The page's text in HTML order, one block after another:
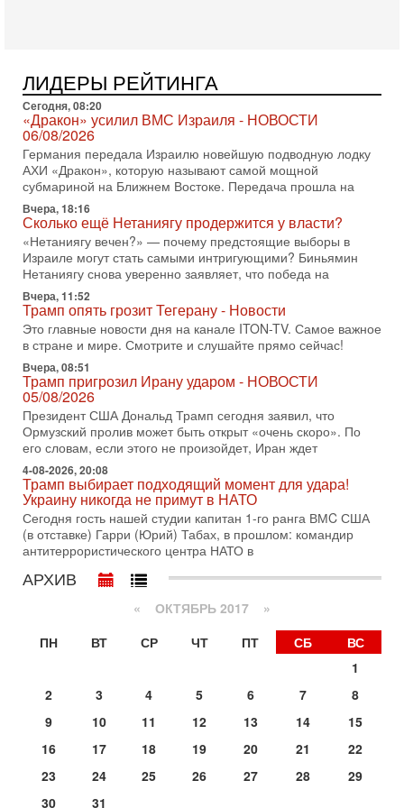
31-07-2026, 09:02
Битва за разоружение ХАМАСа - НОВОСТИ
31/07/2026
Сегодня президент США Дональд Трамп заявил о
достижении исторического соглашения о полном
разоружении ХАМАСа и других вооруженных группировок в
30-07-2026, 17:59
Иран доведет Трампа до крайних мер? Разбор и
оценка от военного обозревателя Давида Шарпа
Ситуация вокруг противостояния Ирана и США накаляется
с каждым днем. Почему Трамп в самый последний момент
отменил решение о нанесении тяжелых ударов
30-07-2026, 16:54
Покупатель авиакомпании «Аркия» намерен
запретить полеты по субботам!
Вокруг возможной продажи авиакомпании «Аркия»
разгорается громкий конфликт.
30-07-2026, 08:16
Трамп готовит удар по Ирану - НОВОСТИ 30/07/2026
Президент США Дональд Трамп сегодня рассматривает
возможность масштабной военной операции против Ирана
после ракетной атаки на американскую базу в
29-07-2026, 18:28
Трамп взбешен атакой на базы! Иран играет с огнем.
Израиль меняет курс
В эфире телеканала ITON-TV политолог Цви Маген,
дипломат, в прошлом - старший офицер военной разведки
29-07-2026, 15:31
Иран готовит наземное вторжение. Израиль
В эфире телеканала ITON-TV Григорий Тамар, офицер
ЦАХАЛа в отставке, писатель, журналист, военный историк.
29-07-2026, 11:48
Соцработники выходит на "тропу войны" с местными
властями
Около 7 400 социальных работников по всему Израилю
начале трудового спора между Профсоюзом
Сегодня, 08:20
ЛИДЕРЫ РЕЙТИНГА
Сегодня, 08:20
«Дракон» усилил ВМС Израиля - НОВОСТИ
06/08/2026
Германия передала Израилю новейшую подводную лодку
АХИ «Дракон», которую называют самой мощной
субмариной на Ближнем Востоке. Передача прошла на
Вчера, 18:16
Сколько ещё Нетаниягу продержится у власти?
«Нетаниягу вечен?» — почему предстоящие выборы в
Израиле могут стать самыми интригующими? Биньямин
Нетаниягу снова уверенно заявляет, что победа на
Вчера, 11:52
Трамп опять грозит Тегерану - Новости
Это главные новости дня на канале ITON-TV. Самое важное
в стране и мире. Смотрите и слушайте прямо сейчас!
Вчера, 08:51
Трамп пригрозил Ирану ударом - НОВОСТИ
05/08/2026
Президент США Дональд Трамп сегодня заявил, что
Ормузский пролив может быть открыт «очень скоро». По
его словам, если этого не произойдет, Иран ждет
4-08-2026, 20:08
Трамп выбирает подходящий момент для удара!
Украину никогда не примут в НАТО
Сегодня гость нашей студии капитан 1-го ранга ВМC США
(в отставке) Гарри (Юрий) Табах, в прошлом: командир
антитеррористического центра НАТО в
АРХИВ
« ОКТЯБРЬ 2017 »
ПН
ВТ СР ЧТ ПТ СБ
ВС
1
2
3 4 5 6 7
8
9
10 11 12 13 14
15
16
17 18 19 20 21
22
23
24 25 26 27 28
29
30
31